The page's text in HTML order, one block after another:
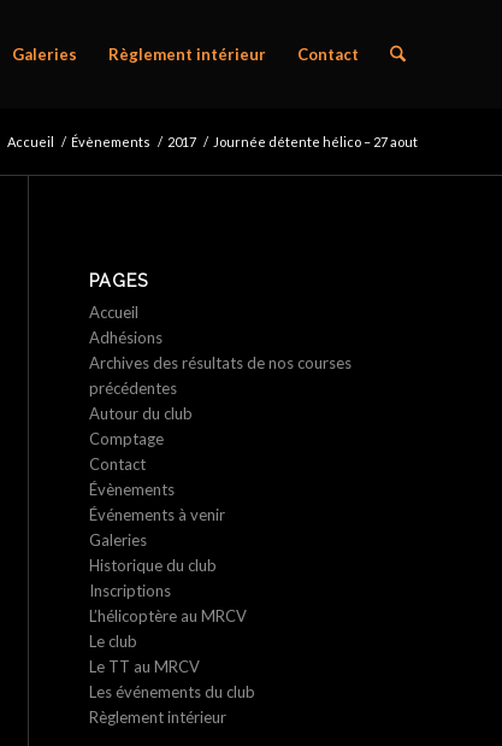
Galeries Règlement intérieur Contact
Accueil / Évènements / 2017 / Journée détente hélico – 27 aout
PAGES
Accueil
Adhésions
Archives des résultats de nos courses
précédentes
Autour du club
Comptage
Contact
Évènements
Événements à venir
Galeries
Historique du club
Inscriptions
L’hélicoptère au MRCV
Le club
Le TT au MRCV
Les événements du club
Règlement intérieur